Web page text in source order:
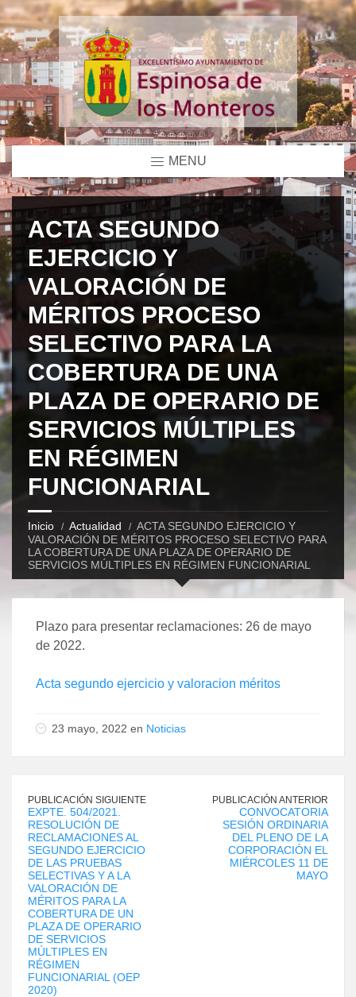
MENU
ACTA SEGUNDO
EJERCICIO Y
VALORACIÓN DE
MÉRITOS PROCESO
SELECTIVO PARA LA
COBERTURA DE UNA
PLAZA DE OPERARIO DE
SERVICIOS MÚLTIPLES
EN RÉGIMEN
FUNCIONARIAL
Inicio Actualidad
ACTA SEGUNDO EJERCICIO Y
VALORACIÓN DE MÉRITOS PROCESO SELECTIVO PARA
LA COBERTURA DE UNA PLAZA DE OPERARIO DE
SERVICIOS MÚLTIPLES EN RÉGIMEN FUNCIONARIAL
Plazo para presentar reclamaciones: 26 de mayo
de 2022.
Acta segundo ejercicio y valoracion méritos
23 mayo, 2022 en Noticias
PUBLICACIÓN SIGUIENTE
EXPTE. 504/2021.
RESOLUCIÓN DE
RECLAMACIONES AL
SEGUNDO EJERCICIO
DE LAS PRUEBAS
SELECTIVAS Y A LA
VALORACIÓN DE
MÉRITOS PARA LA
COBERTURA DE UN
PLAZA DE OPERARIO
DE SERVICIOS
MÚLTIPLES EN
RÉGIMEN
FUNCIONARIAL (OEP
2020)
PUBLICACIÓN ANTERIOR
CONVOCATORIA
SESIÓN ORDINARIA
DEL PLENO DE LA
CORPORACIÓN EL
MIÉRCOLES 11 DE
MAYO